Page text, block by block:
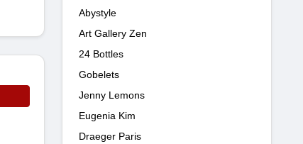
Abystyle
Art Gallery Zen
24 Bottles
Gobelets
Jenny Lemons
Eugenia Kim
Draeger Paris